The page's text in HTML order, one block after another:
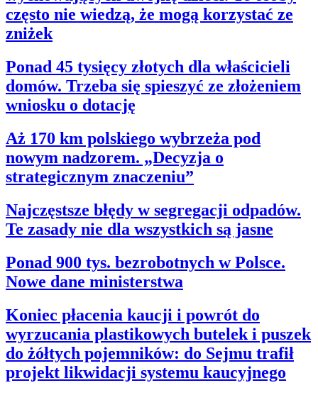
często nie wiedzą, że mogą korzystać ze
zniżek
Ponad 45 tysięcy złotych dla właścicieli
domów. Trzeba się spieszyć ze złożeniem
wniosku o dotację
Aż 170 km polskiego wybrzeża pod
nowym nadzorem. „Decyzja o
strategicznym znaczeniu”
Najczęstsze błędy w segregacji odpadów.
Te zasady nie dla wszystkich są jasne
Ponad 900 tys. bezrobotnych w Polsce.
Nowe dane ministerstwa
Koniec płacenia kaucji i powrót do
wyrzucania plastikowych butelek i puszek
do żółtych pojemników: do Sejmu trafił
projekt likwidacji systemu kaucyjnego